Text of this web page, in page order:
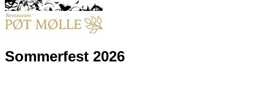
Sommerfest 2026